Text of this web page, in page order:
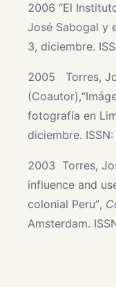
2006 “El
José Sabogal y
3, diciembre.
2005 Torres,
fotografía en
diciembre.
2003 Torres,
influence and
colonial Peru”,
Amsterdam.